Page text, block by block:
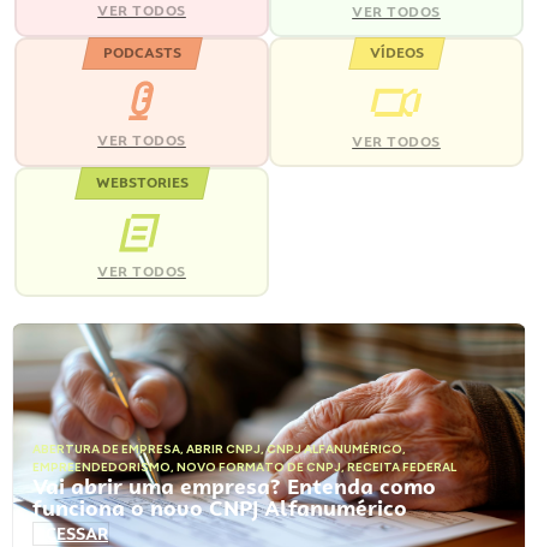
VER TODOS VER TODOS
PODCASTS
VER TODOS
VÍDEOS
VER TODOS
WEBSTORIES
VER TODOS
ABERTURA DE EMPRESA, ABRIR CNPJ,CNPJ ALFANUMÉRICO,
EMPREENDEDORISMO, NOVO FORMATO DE CNPJ,RECEITA FEDERAL
Vai abrir uma empresa? Entenda como
funciona o novo CNPJ Alfanumérico
ACESSAR